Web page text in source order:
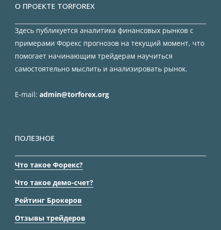
О ПРОЕКТЕ TORFOREX
Здесь публикуется аналитика финансовых рынков с
примерами Форекс прогнозов на текущий момент, что
помогает начинающим трейдерам научиться
самостоятельно мыслить и анализировать рынок.
E-mail: admin@torforex.org
ПОЛЕЗНОЕ
Что такое Форекс?
Что такое демо-счет?
Рейтинг Брокеров
Отзывы трейдеров